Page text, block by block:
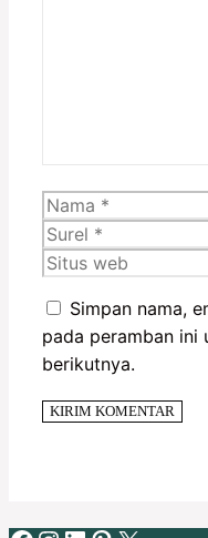
Nama
Simpan nama,
pada peramban ini
berikutnya.